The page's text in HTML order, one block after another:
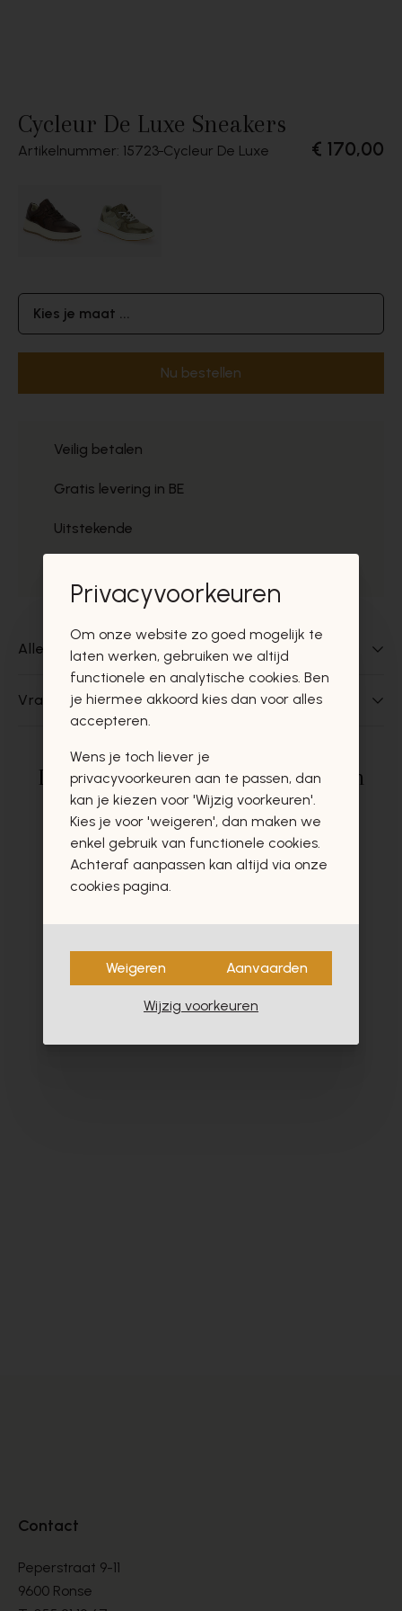
Cycleur De Luxe Sneakers
Artikelnummer: 15723 Cycleur De Luxe € 170,00
Kies je maat ...
Nu bestellen
Veilig betalen
Gratis levering in BE
Uitstekende
Alles over dit product
Vragen over dit product?
Deze producten zullen u zeker en
vast ook interesseren
- 60%
Contact
Peperstraat 9-11
9600 Ronse
Privacyvoorkeuren
Om onze website zo goed mogelijk te
laten werken, gebruiken we altijd
functionele en analytische cookies. Ben
je hiermee akkoord kies dan voor alles
accepteren.
Wens je toch liever je
privacyvoorkeuren aan te passen, dan
kan je kiezen voor 'Wijzig voorkeuren'.
Kies je voor 'weigeren', dan maken we
enkel gebruik van functionele cookies.
Achteraf aanpassen kan altijd via onze
cookies pagina.
Weigeren Aanvaarden
Wijzig voorkeuren